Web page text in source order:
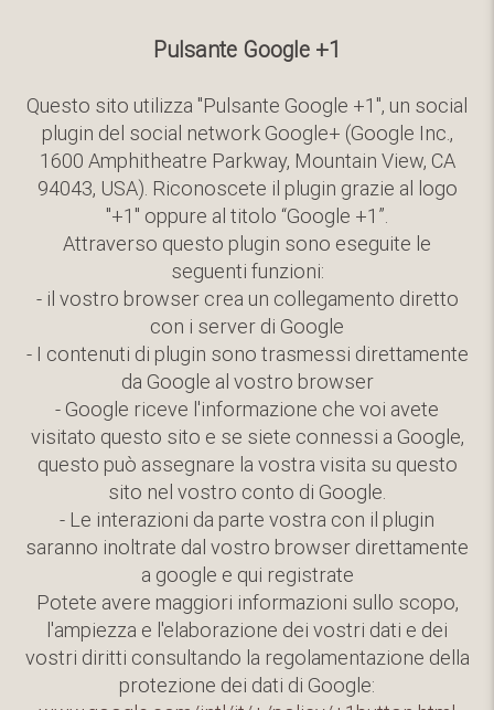
Pulsante Google +1
Questo sito utilizza "Pulsante Google +1", un social
plugin del social network Google+ (Google Inc.,
1600 Amphitheatre Parkway, Mountain View, CA
94043, USA). Riconoscete il plugin grazie al logo
"+1" oppure al titolo “Google +1”.
Attraverso questo plugin sono eseguite le
seguenti funzioni:
- il vostro browser crea un collegamento diretto
con i server di Google
- I contenuti di plugin sono trasmessi direttamente
da Google al vostro browser
- Google riceve l'informazione che voi avete
visitato questo sito e se siete connessi a Google,
questo può assegnare la vostra visita su questo
sito nel vostro conto di Google.
- Le interazioni da parte vostra con il plugin
saranno inoltrate dal vostro browser direttamente
a google e qui registrate
Potete avere maggiori informazioni sullo scopo,
l'ampiezza e l'elaborazione dei vostri dati e dei
vostri diritti consultando la regolamentazione della
protezione dei dati di Google: